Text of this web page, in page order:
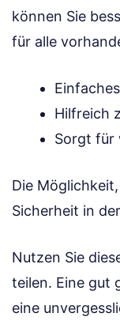
können Sie
für alle
Hilfreich
Sorgt für
Die
Sicherheit in
Nutzen Sie
teilen. Eine gut
eine